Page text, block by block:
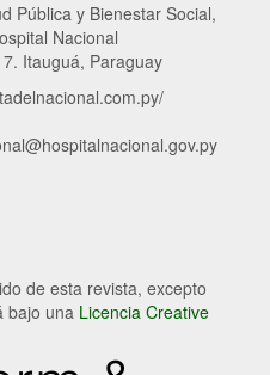
Pública y Bienestar Social,
Nacional
Itauguá, Paraguay
de esta revista, excepto
bajo una Licencia Creative